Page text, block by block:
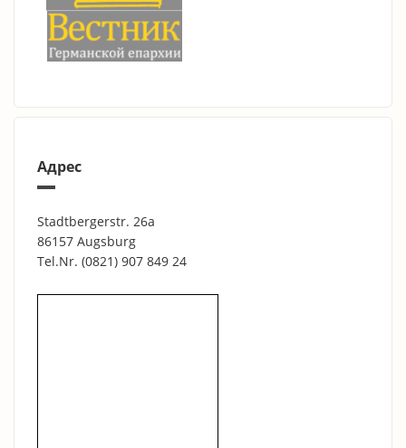
Адрес
Stadtbergerstr. 26a
86157 Augsburg
Tel.Nr. (0821) 907 849 24